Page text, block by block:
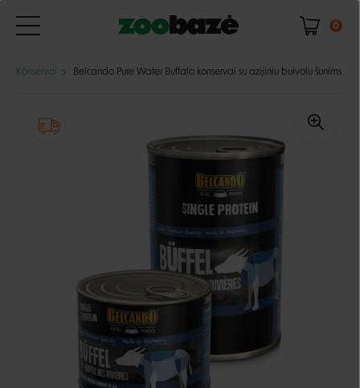
0
Konservai Belcando Pure Water Buffalo konservai su azijiniu buivolu šunims